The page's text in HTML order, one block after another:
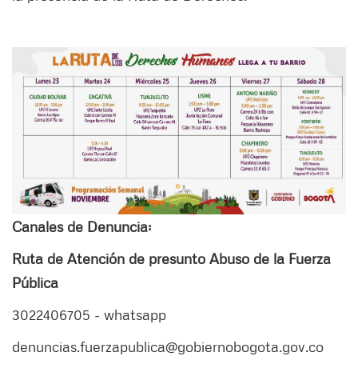
Canales de Denuncia:
Ruta de Atención de presunto Abuso de la Fuerza
Pública
3022406705 - whatsapp
denuncias.fuerzapublica@gobiernobogota.gov.co